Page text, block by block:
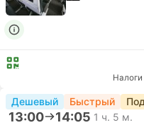
Дешевый Быстрый
13:00 14:05 1 ч. 5 м.